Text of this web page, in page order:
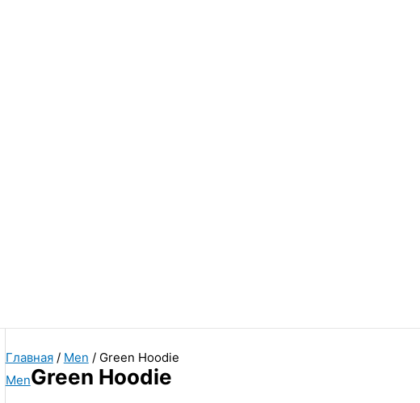
Главная/ Men / Green Hoodie
MenGreen Hoodie